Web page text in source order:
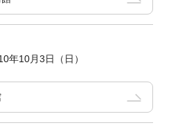
年10月3日（日）